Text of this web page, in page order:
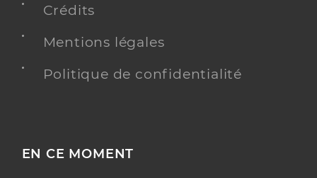
Crédits
Mentions légales
Politique de confidentialité
EN CE MOMENT